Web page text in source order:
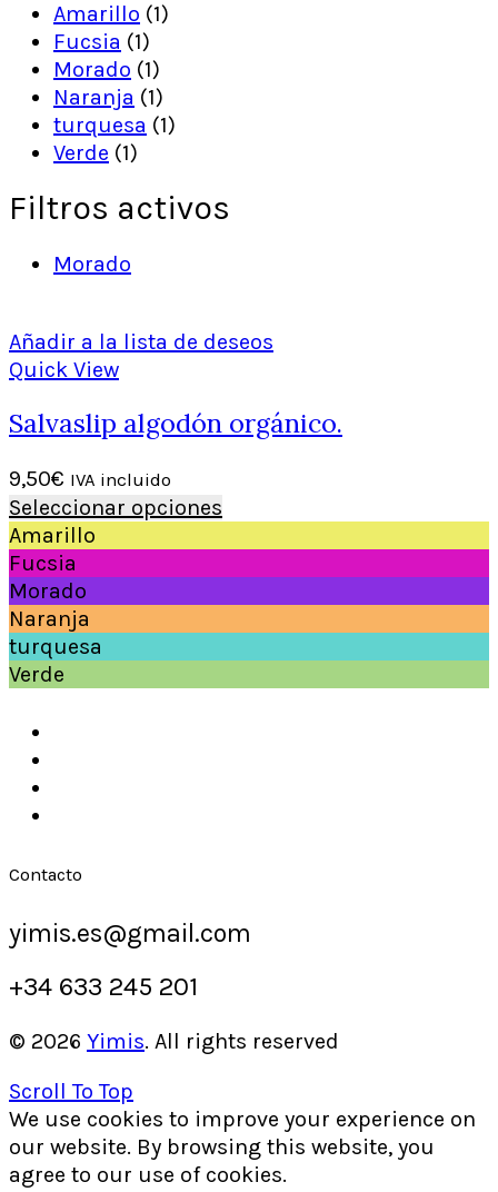
Amarillo (1)
Fucsia (1)
Morado (1)
Naranja (1)
turquesa (1)
Verde (1)
Filtros activos
Morado
Añadir a la lista de deseos
Quick View
Salvaslip algodón orgánico.
9,50€ IVA incluido
Seleccionar opciones
Amarillo
Fucsia
Morado
Naranja
turquesa
Verde
Contacto
yimis.es@gmail.com
+34 633 245 201
© 2026 Yimis. All rights reserved
Scroll To Top
We use cookies to improve your experience on
our website. By browsing this website, you
agree to our use of cookies.